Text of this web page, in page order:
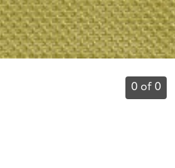
0 of 0